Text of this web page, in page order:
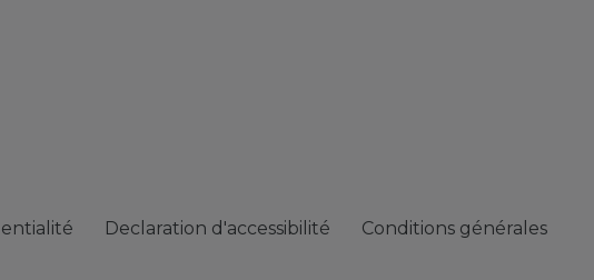
Declaration d'accessibilité
Conditions générales